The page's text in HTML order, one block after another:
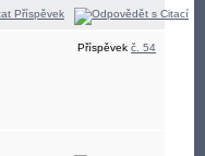
Příspěvek č. 54